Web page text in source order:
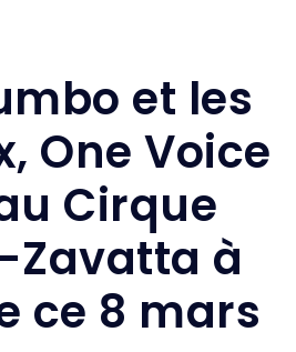
et les
One Voice
Cirque
Zavatta à
ce 8 mars